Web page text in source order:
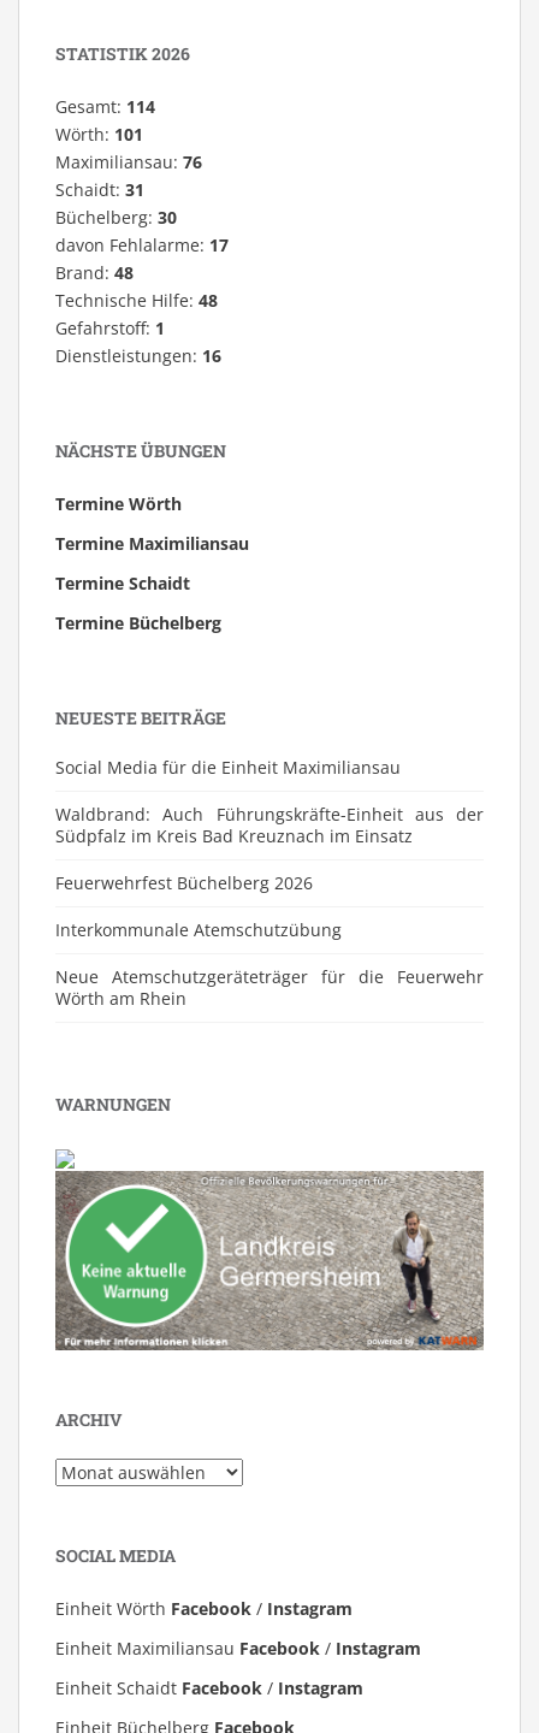
STATISTIK 2026
Gesamt: 114
Wörth: 101
Maximiliansau: 76
Schaidt: 31
Büchelberg: 30
davon Fehlalarme: 17
Brand: 48
Technische Hilfe: 48
Gefahrstoff: 1
Dienstleistungen: 16
NÄCHSTE ÜBUNGEN
Termine Wörth
Termine Maximiliansau
Termine Schaidt
Termine Büchelberg
NEUESTE BEITRÄGE
Social Media für die Einheit Maximiliansau
Waldbrand: Auch Führungskräfte-Einheit aus der
Südpfalz im Kreis Bad Kreuznach im Einsatz
Feuerwehrfest Büchelberg 2026
⁠Interkommunale Atemschutzübung
Neue Atemschutzgeräteträger für die Feuerwehr
Wörth am Rhein
WARNUNGEN
ARCHIV
Archiv
SOCIAL MEDIA
Einheit Wörth Facebook / Instagram
Einheit Maximiliansau Facebook / Instagram
Einheit Schaidt Facebook / Instagram
Einheit Büchelberg Facebook